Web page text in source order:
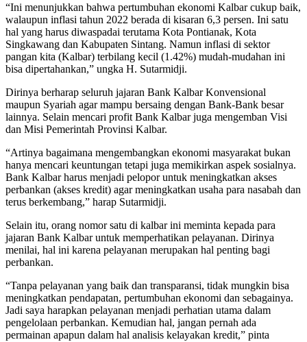
“Ini menunjukkan bahwa pertumbuhan ekonomi Kalbar cukup baik,
walaupun inflasi tahun 2022 berada di kisaran 6,3 persen. Ini satu
hal yang harus diwaspadai terutama Kota Pontianak, Kota
Singkawang dan Kabupaten Sintang. Namun inflasi di sektor
pangan kita (Kalbar) terbilang kecil (1.42%) mudah-mudahan ini
bisa dipertahankan,” ungka H. Sutarmidji.
Dirinya berharap seluruh jajaran Bank Kalbar Konvensional
maupun Syariah agar mampu bersaing dengan Bank-Bank besar
lainnya. Selain mencari profit Bank Kalbar juga mengemban Visi
dan Misi Pemerintah Provinsi Kalbar.
“Artinya bagaimana mengembangkan ekonomi masyarakat bukan
hanya mencari keuntungan tetapi juga memikirkan aspek sosialnya.
Bank Kalbar harus menjadi pelopor untuk meningkatkan akses
perbankan (akses kredit) agar meningkatkan usaha para nasabah dan
terus berkembang,” harap Sutarmidji.
Selain itu, orang nomor satu di kalbar ini meminta kepada para
jajaran Bank Kalbar untuk memperhatikan pelayanan. Dirinya
menilai, hal ini karena pelayanan merupakan hal penting bagi
perbankan.
“Tanpa pelayanan yang baik dan transparansi, tidak mungkin bisa
meningkatkan pendapatan, pertumbuhan ekonomi dan sebagainya.
Jadi saya harapkan pelayanan menjadi perhatian utama dalam
pengelolaan perbankan. Kemudian hal, jangan pernah ada
permainan apapun dalam hal analisis kelayakan kredit,” pinta